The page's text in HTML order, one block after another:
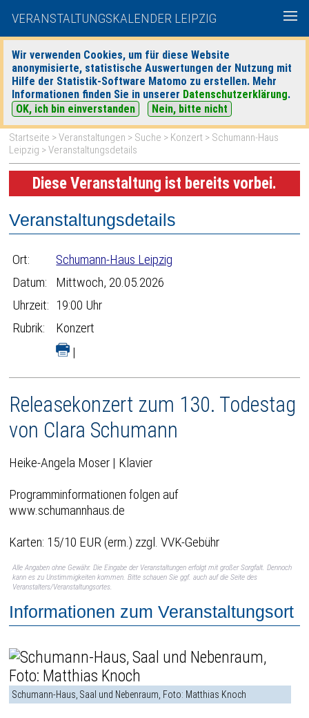
VERANSTALTUNGSKALENDER LEIPZIG
Wir verwenden Cookies, um für diese Website
anonymisierte, statistische Auswertungen der Nutzung mit
Hilfe der Statistik-Software Matomo zu erstellen. Mehr
Informationen finden Sie in unserer Datenschutzerklärung.
OK, ich bin einverstanden
Nein, bitte nicht
heute|morgen| Detaillierte Suche
Startseite >Veranstaltungen > Suche > Konzert > Schumann-Haus
Leipzig > Veranstaltungsdetails
Diese Veranstaltung ist bereits vorbei.
Veranstaltungsdetails
Ort:
Schumann-Haus Leipzig
Datum:
Mittwoch, 20.05.2026
Uhrzeit: 19:00 Uhr
Rubrik:
Konzert
|
Releasekonzert zum 130. Todestag
von Clara Schumann
Heike-Angela Moser | Klavier
Programminformationen folgen auf
www.schumannhaus.de
Karten: 15/10 EUR (erm.) zzgl. VVK-Gebühr
Alle Angaben ohne Gewähr. Die Eingabe der Veranstaltungen erfolgt mit großer Sorgfalt. Dennoch
kann es zu Unstimmigkeiten kommen. Bitte schauen Sie ggf. auch auf die Seite des
Veranstalters/Veranstaltungsortes.
Informationen zum Veranstaltungsort
Schumann-Haus, Saal und Nebenraum, Foto: Matthias Knoch